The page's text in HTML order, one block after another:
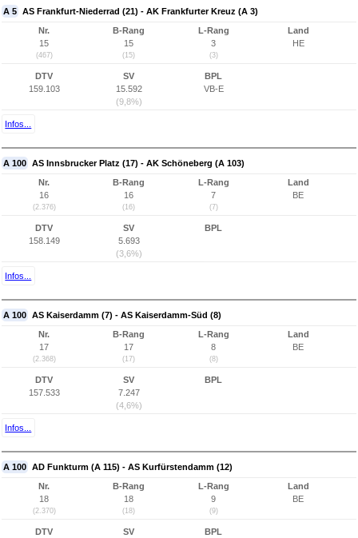
A 5 AS Frankfurt-Niederrad (21) - AK Frankfurter Kreuz (A 3)
Nr.
15
(467)
B-Rang
15
(15)
L-Rang
3
(3)
Land
HE
DTV
159.103
SV
15.592
(9,8%)
BPL
VB-E
Infos...
A 100 AS Innsbrucker Platz (17) - AK Schöneberg (A 103)
Nr.
16
(2.376)
B-Rang
16
(16)
L-Rang
7
(7)
Land
BE
DTV
158.149
SV
5.693
(3,6%)
BPL
Infos...
A 100 AS Kaiserdamm (7) - AS Kaiserdamm-Süd (8)
Nr.
17
(2.368)
B-Rang
17
(17)
L-Rang
8
(8)
Land
BE
DTV
157.533
SV
7.247
(4,6%)
BPL
Infos...
A 100 AD Funkturm (A 115) - AS Kurfürstendamm (12)
Nr.
18
(2.370)
B-Rang
18
(18)
L-Rang
9
(9)
Land
BE
DTV
SV
BPL